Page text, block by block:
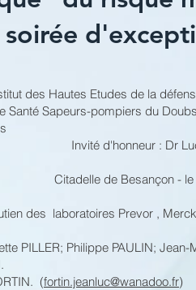
des Hautes Etudes de la
Santé Sapeurs-pompiers du
Invité d'honneur : Dr
Citadelle de Besançon -
des laboratoires Prevor ,
PILLER; Philippe PAULIN;
(fortin.jeanluc@wanadoo.fr)